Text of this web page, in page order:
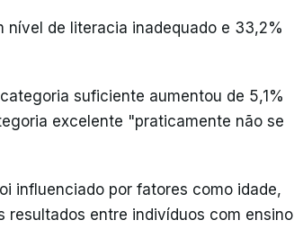
nível de literacia inadequado e 33,2%
suficiente aumentou de 5,1%
excelente "praticamente não se
influenciado por fatores como idade,
resultados entre indivíduos com ensino